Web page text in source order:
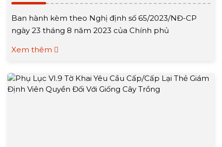
Ban hành kèm theo Nghị định số 65/2023/NĐ-CP
ngày 23 tháng 8 năm 2023 của Chính phủ
Xem thêm